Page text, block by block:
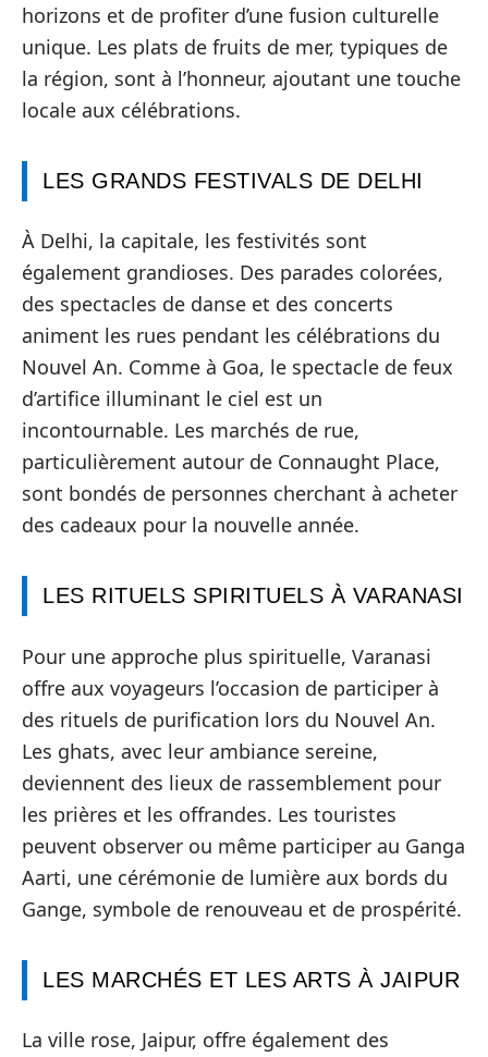
horizons et de profiter d’une fusion culturelle
unique. Les plats de fruits de mer, typiques de
la région, sont à l’honneur, ajoutant une touche
locale aux célébrations.
LES GRANDS FESTIVALS DE DELHI
À Delhi, la capitale, les festivités sont
également grandioses. Des parades colorées,
des spectacles de danse et des concerts
animent les rues pendant les célébrations du
Nouvel An. Comme à Goa, le spectacle de feux
d’artifice illuminant le ciel est un
incontournable. Les marchés de rue,
particulièrement autour de Connaught Place,
sont bondés de personnes cherchant à acheter
des cadeaux pour la nouvelle année.
LES RITUELS SPIRITUELS À VARANASI
Pour une approche plus spirituelle, Varanasi
offre aux voyageurs l’occasion de participer à
des rituels de purification lors du Nouvel An.
Les ghats, avec leur ambiance sereine,
deviennent des lieux de rassemblement pour
les prières et les offrandes. Les touristes
peuvent observer ou même participer au Ganga
Aarti, une cérémonie de lumière aux bords du
Gange, symbole de renouveau et de prospérité.
LES MARCHÉS ET LES ARTS À JAIPUR
La ville rose, Jaipur, offre également des